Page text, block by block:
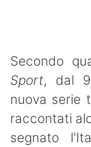
Secondo
Sport, dal
nuova serie
raccontati
segnato